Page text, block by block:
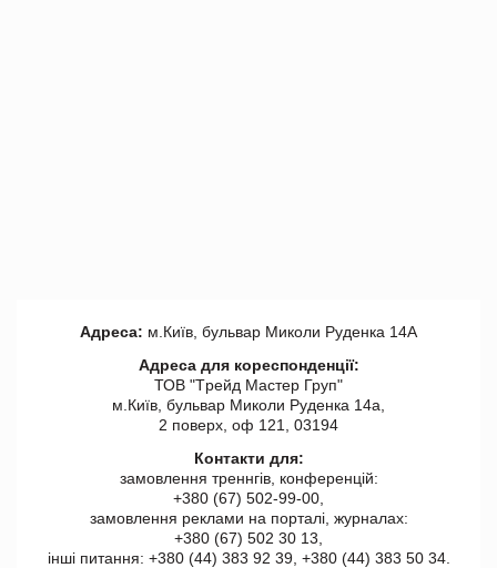
Адреса: м.Київ, бульвар Миколи Руденка 14А
Адреса для кореспонденції:
ТОВ "Tрейд Мастер Груп"
м.Київ, бульвар Миколи Руденка 14а,
2 поверх, оф 121, 03194
Контакти для:
замовлення треннгів, конференцій:
+380 (67) 502-99-00,
замовлення реклами на порталі, журналах:
+380 (67) 502 30 13,
інші питання: +380 (44) 383 92 39, +380 (44) 383 50 34.